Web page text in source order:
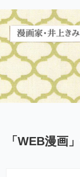
「WEB漫画 」